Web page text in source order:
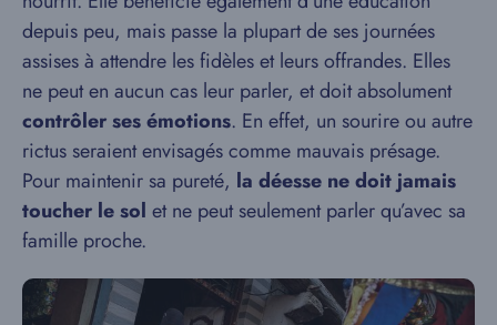
depuis peu, mais passe la plupart de ses journées
assises à attendre les fidèles et leurs offrandes. Elles
ne peut en aucun cas leur parler, et doit absolument
contrôler ses émotions. En effet, un sourire ou autre
rictus seraient envisagés comme mauvais présage.
Pour maintenir sa pureté, la déesse ne doit jamais
toucher le sol et ne peut seulement parler qu’avec sa
famille proche.